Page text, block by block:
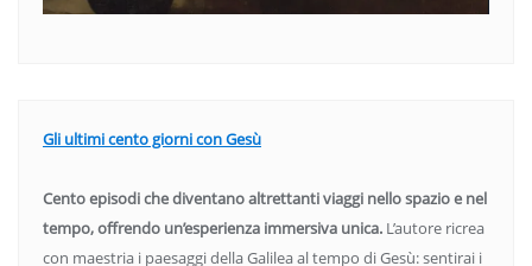
Gli ultimi cento giorni con Gesù
Cento episodi che diventano altrettanti viaggi nello spazio e nel
tempo, offrendo un’esperienza immersiva unica. L’autore ricrea
con maestria i paesaggi della Galilea al tempo di Gesù: sentirai i